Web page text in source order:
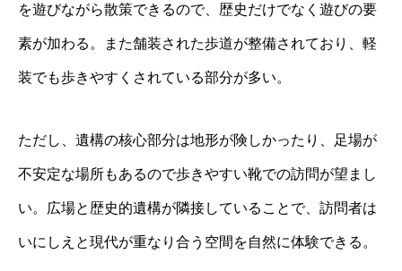
を遊びながら散策できるので、歴史だけでなく遊びの要
素が加わる。また舗装された歩道が整備されており、軽
装でも歩きやすくされている部分が多い。
ただし、遺構の核心部分は地形が険しかったり、足場が
不安定な場所もあるので歩きやすい靴での訪問が望まし
い。広場と歴史的遺構が隣接していることで、訪問者は
いにしえと現代が重なり合う空間を自然に体験できる。